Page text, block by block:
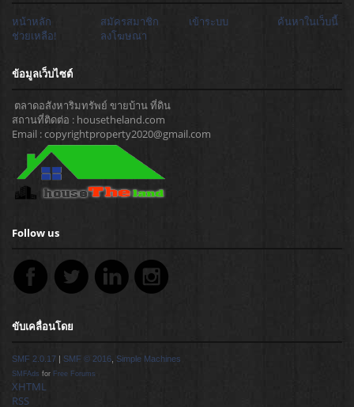
หน้าหลัก สมัครสมาชิก เข้าระบบ
ค้นหาในเว็บนี้
ช่วยเหลือ!
ลงโฆษณา
ข้อมูลเว็บไซต์
ตลาดอสังหาริมทรัพย์ ขายบ้าน ที่ดิน
สถานที่ติดต่อ : housetheland.com
Email : copyrightproperty2020@gmail.com
Follow us
ขับเคลื่อนโดย
SMF 2.0.17 | SMF © 2016 Simple Machines
SMFAds for Free Forums
XHTML
RSS